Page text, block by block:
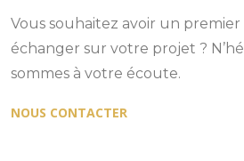
Vous souhaitez avoir un
échanger sur votre projet ?
sommes à votre écoute.
NOUS CONTACTER